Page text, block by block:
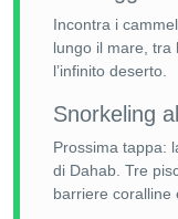
Incontra i
lungo il mare, tra
l’infinito deserto.
Snorkeling
Prossima tappa:
di Dahab. Tre
barriere coralline